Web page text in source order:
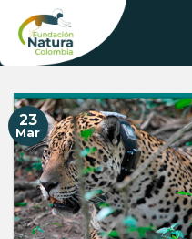
content
23
Mar